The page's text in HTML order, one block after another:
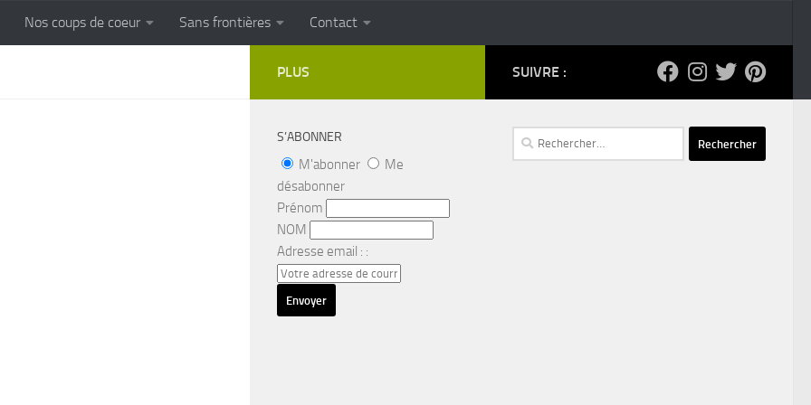
Cuisine populaire des terroirs
Nos coups de coeur Sans frontières Contact
SUIVRE :
Rechercher :
PLUS
S’ABONNER
M'abonner
Me
désabonner
Prénom
NOM
Adresse email : :